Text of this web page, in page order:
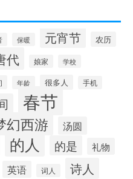
保暖 元宵节 农历
代 娘家 学校
年龄 很多人 手机
春节
幻西游
汤圆
的人 的是 礼物
英语 词人
诗人